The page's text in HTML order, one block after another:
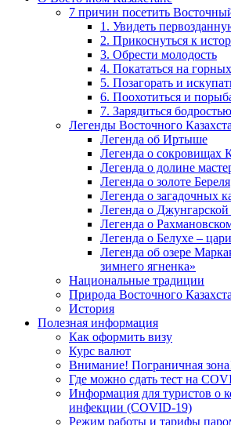
7 причин посетить
1. Увидеть
2. Прикоснуться к
3. Обрести молодость
4. Покататься на
5. Позагорать и
6. Поохотиться и
7. Зарядиться бодростью
Легенды Восточного
Легенда об Иртыше
Легенда о сокровищах
Легенда о долине
Легенда о золоте Береля
Легенда о загадочных
Легенда о
Легенда о
Легенда о Белухе –
Легенда об озере
зимнего ягненка»
Национальные традиции
Природа Восточного
История
Полезная информация
Как оформить визу
Курс валют
Внимание! Пограничная
Где можно сдать тест на
Информация для туристов о
инфекции (COVID-19)
Режим работы и тарифы